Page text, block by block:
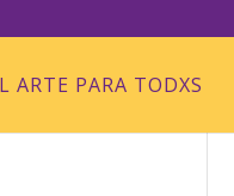
ARTE PARA TODXS